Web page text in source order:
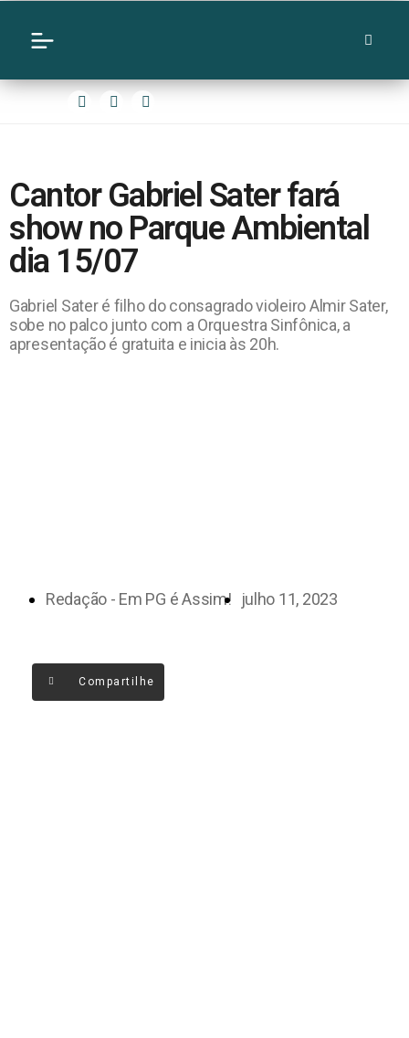
Cantor Gabriel Sater fará
show no Parque Ambiental
dia 15/07
Gabriel Sater é filho do consagrado violeiro Almir Sater,
sobe no palco junto com a Orquestra Sinfônica, a
apresentação é gratuita e inicia às 20h.
Redação - Em PG é Assim! julho 11, 2023
Compartilhe